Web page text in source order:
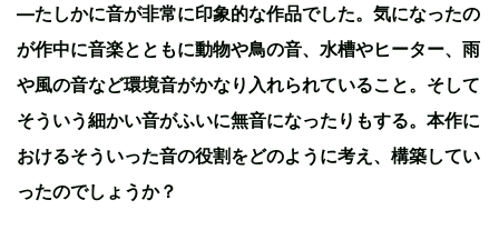
—たしかに音が非常に印象的な作品でした。気になったの
が作中に音楽とともに動物や鳥の音、水槽やヒーター、雨
や風の音など環境音がかなり入れられていること。そして
そういう細かい音がふいに無音になったりもする。本作に
おけるそういった音の役割をどのように考え、構築してい
ったのでしょうか？